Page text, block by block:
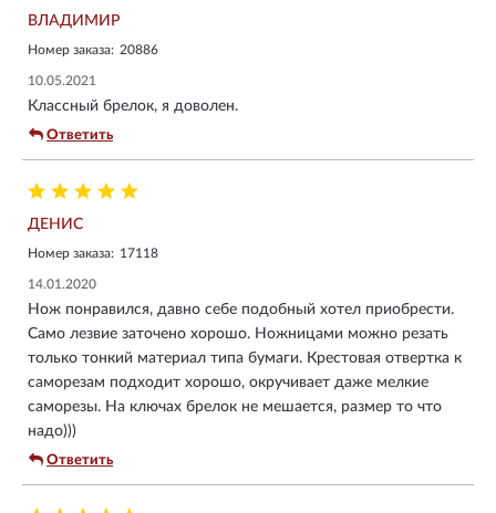
ВЛАДИМИР
Номер заказа: 20886
10.05.2021
Классный брелок, я доволен.
Ответить
ДЕНИС
Номер заказа: 17118
14.01.2020
Нож понравился, давно себе подобный хотел приобрести.
Само лезвие заточено хорошо. Ножницами можно резать
только тонкий материал типа бумаги. Крестовая отвертка к
саморезам подходит хорошо, окручивает даже мелкие
саморезы. На ключах брелок не мешается, размер то что
надо)))
Ответить